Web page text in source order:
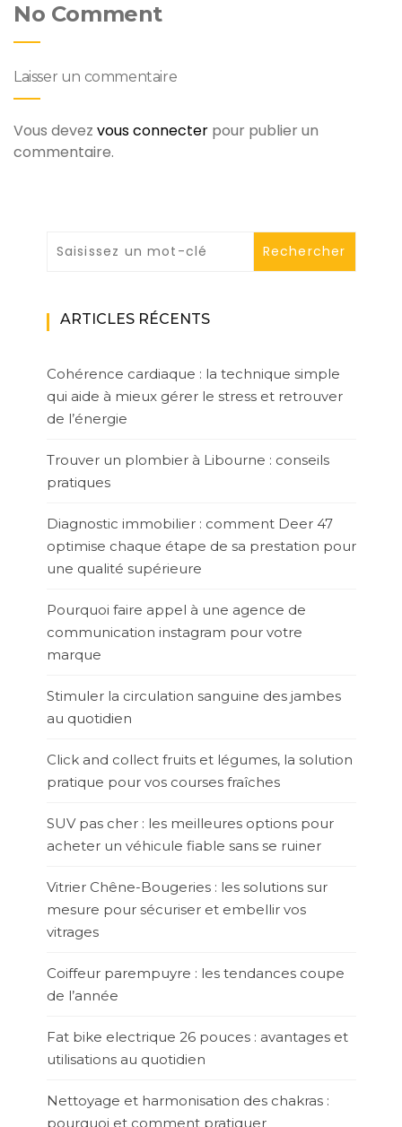
No Comment
Laisser un commentaire
Vous devez vous connecter pour publier un
commentaire.
ARTICLES RÉCENTS
Cohérence cardiaque : la technique simple
qui aide à mieux gérer le stress et retrouver
de l’énergie
Trouver un plombier à Libourne : conseils
pratiques
Diagnostic immobilier : comment Deer 47
optimise chaque étape de sa prestation pour
une qualité supérieure
Pourquoi faire appel à une agence de
communication instagram pour votre
marque
Stimuler la circulation sanguine des jambes
au quotidien
Click and collect fruits et légumes, la solution
pratique pour vos courses fraîches
SUV pas cher : les meilleures options pour
acheter un véhicule fiable sans se ruiner
Vitrier Chêne-Bougeries : les solutions sur
mesure pour sécuriser et embellir vos
vitrages
Coiffeur parempuyre : les tendances coupe
de l’année
Fat bike electrique 26 pouces : avantages et
utilisations au quotidien
Nettoyage et harmonisation des chakras :
pourquoi et comment pratiquer